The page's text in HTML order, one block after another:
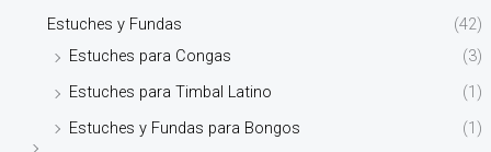
Estuches y Fundas
(42)
Estuches para Congas
(3)
Estuches para Timbal Latino
(1)
Estuches y Fundas para Bongos
(1)